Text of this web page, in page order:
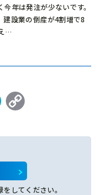
年は発注が少ないです。
建設業の倒産が4割増で8
…
Hatena
してください。